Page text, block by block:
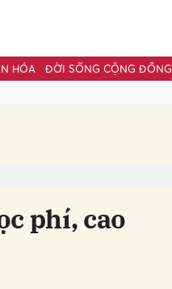
HÓA ĐỜI SỐNG CỘNG ĐỒNG
phí, cao